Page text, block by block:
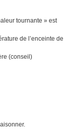
tournante » est
de l’enceinte de
(conseil)